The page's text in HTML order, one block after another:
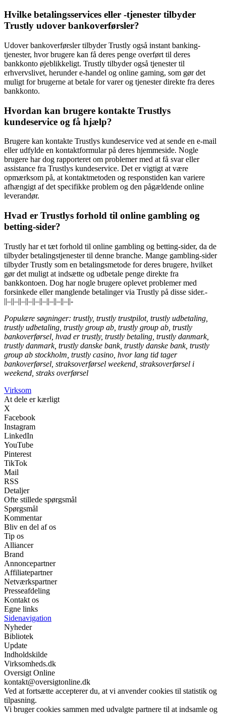
Hvilke betalingsservices eller -tjenester tilbyder
Trustly udover bankoverførsler?
Udover bankoverførsler tilbyder Trustly også instant banking-
tjenester, hvor brugere kan få deres penge overført til deres
bankkonto øjeblikkeligt. Trustly tilbyder også tjenester til
erhvervslivet, herunder e-handel og online gaming, som gør det
muligt for brugerne at betale for varer og tjenester direkte fra deres
bankkonto.
Hvordan kan brugere kontakte Trustlys
kundeservice og få hjælp?
Brugere kan kontakte Trustlys kundeservice ved at sende en e-mail
eller udfylde en kontaktformular på deres hjemmeside. Nogle
brugere har dog rapporteret om problemer med at få svar eller
assistance fra Trustlys kundeservice. Det er vigtigt at være
opmærksom på, at kontaktmetoden og responstiden kan variere
afhængigt af det specifikke problem og den pågældende online
leverandør.
Hvad er Trustlys forhold til online gambling og
betting-sider?
Trustly har et tæt forhold til online gambling og betting-sider, da de
tilbyder betalingstjenester til denne branche. Mange gambling-sider
tilbyder Trustly som en betalingsmetode for deres brugere, hvilket
gør det muligt at indsætte og udbetale penge direkte fra
bankkontoen. Dog har nogle brugere oplevet problemer med
forsinkede eller manglende betalinger via Trustly på disse sider.-
||–||–||–||–||–||–||–||–||–||-
Populære søgninger: trustly, trustly trustpilot, trustly udbetaling,
trustly udbetaling, trustly group ab, trustly group ab, trustly
bankoverførsel, hvad er trustly, trustly betaling, trustly danmark,
trustly danmark, trustly danske bank, trustly danske bank, trustly
group ab stockholm, trustly casino, hvor lang tid tager
bankoverførsel, straksoverførsel weekend, straksoverførsel i
weekend, straks overførsel
Virksom
At dele er kærligt
X
Facebook
Instagram
LinkedIn
YouTube
Pinterest
TikTok
Mail
RSS
Detaljer
Ofte stillede spørgsmål
Spørgsmål
Kommentar
Bliv en del af os
Tip os
Alliancer
Brand
Annoncepartner
Affiliatepartner
Netværkspartner
Presseafdeling
Kontakt os
Egne links
Sidenavigation
Nyheder
Bibliotek
Update
Indholdskilde
Virksomheds.dk
Oversigt Online
kontakt@oversigtonline.dk
Ved at fortsætte accepterer du, at vi anvender cookies til statistik og
tilpasning.
Vi bruger cookies sammen med udvalgte partnere til at indsamle og